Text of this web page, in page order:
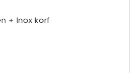
+ Inox korf